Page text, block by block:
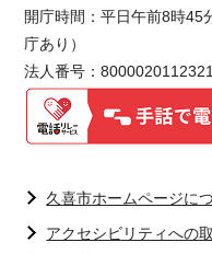
開庁時間：平日午前8時45
庁あり）
法人番号：
久喜市ホームページに
アクセシビリティへの